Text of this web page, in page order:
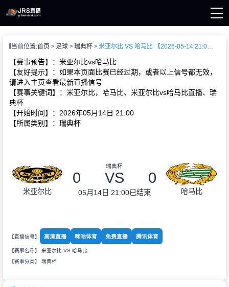
播
像
当前位置:首页 足球 瑞典杯 米亚尔比 VS 哈马比 【2026-05-14 21:00:00】
【赛事预告】：米亚尔比vs哈马比
【友好提示】：如果本页面比赛已经过期，或者以上信号都无效，
请进入主页查看最新直播信号
【赛事关键词】：米亚尔比，哈马比、米亚尔比vs哈马比直播、瑞
典杯
【开始时间】：2026年05月14日 21:00
【所属类别】：瑞典杯
米亚尔比
瑞典杯
0 VS 0
05月14日 21:00已结束 哈马比
【直播信号】 高清直播 咪咕体育 免费直播 腾讯体育
【赛事名称】 米亚尔比 VS 哈马比
【赛事分类】 瑞典杯